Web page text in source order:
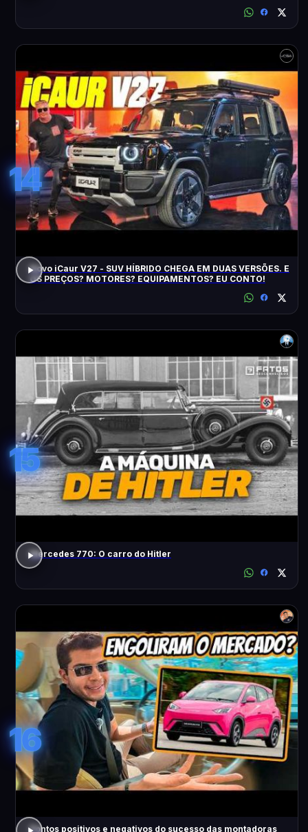
14
Novo iCaur V27 - SUV HÍBRIDO CHEGA EM DUAS VERSÕES. E
OS PREÇOS? MOTORES? EQUIPAMENTOS? EU CONTO!
15
Mercedes 770: O carro do Hitler
16
Pontos positivos e negativos do sucesso das montadoras